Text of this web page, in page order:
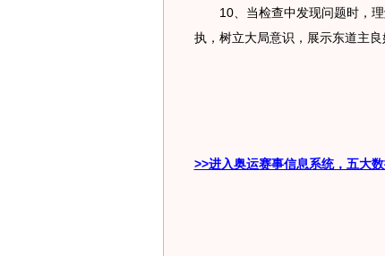
10、当检查中发现问题时，理
执，树立大局意识，展示东道主良
>>进入奥运赛事信息系统，五大